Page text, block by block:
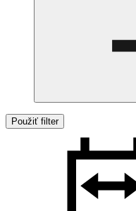
Použiť filter